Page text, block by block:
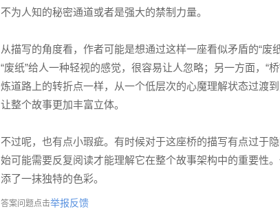
不为人知的秘密通道或者是强大的禁制力量。
从描写的角度看，作者可能是想通过这样一座看似矛盾的“废
“废纸”给人一种轻视的感觉，很容易让人忽略；另一方面，“
炼道路上的转折点一样，从一个低层次的心魔理解状态过渡
让整个故事更加丰富立体。
不过呢，也有点小瑕疵。有时候对于这座桥的描写有点过于
始可能需要反复阅读才能理解它在整个故事架构中的重要性
添了一抹独特的色彩。
答案问题点击举报反馈